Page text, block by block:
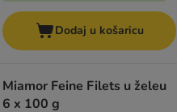
Dodaj u košaricu
Miamor Feine Filets u želeu
6 x 100 g